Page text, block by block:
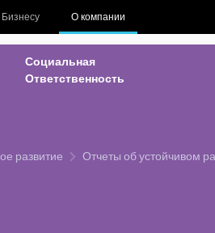
Бизнесу О компании
Социальная
Ответственность
развитие Отчеты об устойчивом